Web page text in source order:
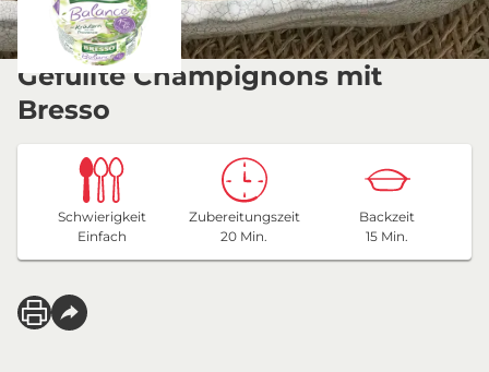
Gefüllte Champignons mit
Bresso
Schwierigkeit
Einfach
Zubereitungszeit
20 Min.
Backzeit
15 Min.